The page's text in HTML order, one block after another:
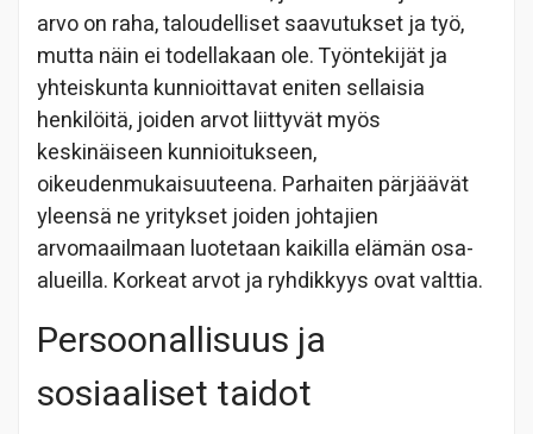
arvo on raha, taloudelliset saavutukset ja työ,
mutta näin ei todellakaan ole. Työntekijät ja
yhteiskunta kunnioittavat eniten sellaisia
henkilöitä, joiden arvot liittyvät myös
keskinäiseen kunnioitukseen,
oikeudenmukaisuuteena. Parhaiten pärjäävät
yleensä ne yritykset joiden johtajien
arvomaailmaan luotetaan kaikilla elämän osa-
alueilla. Korkeat arvot ja ryhdikkyys ovat valttia.
Persoonallisuus ja
sosiaaliset taidot